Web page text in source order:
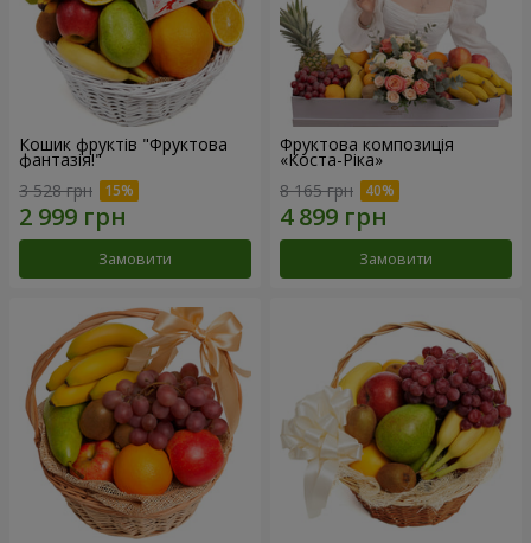
Кошик фруктів "Фруктова
фантазія!"
3 528 грн
Замовити
Фруктова композиція
«Коста-Ріка»
8 165 грн
Замовити